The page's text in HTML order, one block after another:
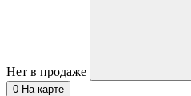
Нет в продаже
0 На карте